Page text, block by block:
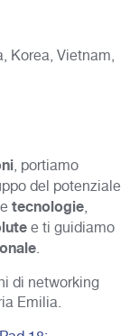
Korea, Vietnam,
, portiamo
del potenziale
tecnologie,
e ti guidiamo
.
di networking
Emilia.